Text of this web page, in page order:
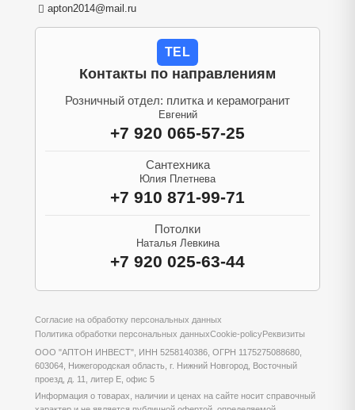
apton2014@mail.ru
TEL
Контакты по направлениям
Розничный отдел: плитка и керамогранит
Евгений
+7 920 065-57-25
Сантехника
Юлия Плетнева
+7 910 871-99-71
Потолки
Наталья Левкина
+7 920 025-63-44
Согласие на обработку персональных данных
Политика обработки персональных данныхCookie-policyРеквизиты
ООО "АПТОН ИНВЕСТ", ИНН 5258140386, ОГРН 1175275088680,
603064, Нижегородская область, г. Нижний Новгород, Восточный
проезд, д. 11, литер Е, офис 5
Информация о товарах, наличии и ценах на сайте носит справочный